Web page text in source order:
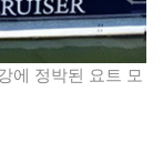
에 정박된 요트 모